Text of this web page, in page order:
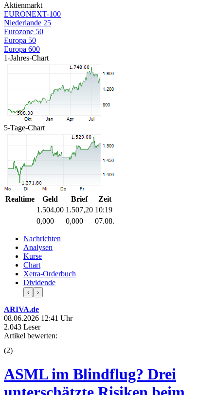
Aktienmarkt
EURONEXT-100
Niederlande 25
Eurozone 50
Europa 50
Europa 600
1-Jahres-Chart
5-Tage-Chart
Realtime Geld Brief
Zeit
1.504,00 1.507,20 10:19
0,000
0,000 07.08.
Nachrichten
Analysen
Kurse
Chart
Xetra-Orderbuch
Dividende
‹ ›
ARIVA.de
08.06.2026 12:41 Uhr
2.043 Leser
Artikel bewerten:
(2)
ASML im Blindflug? Drei